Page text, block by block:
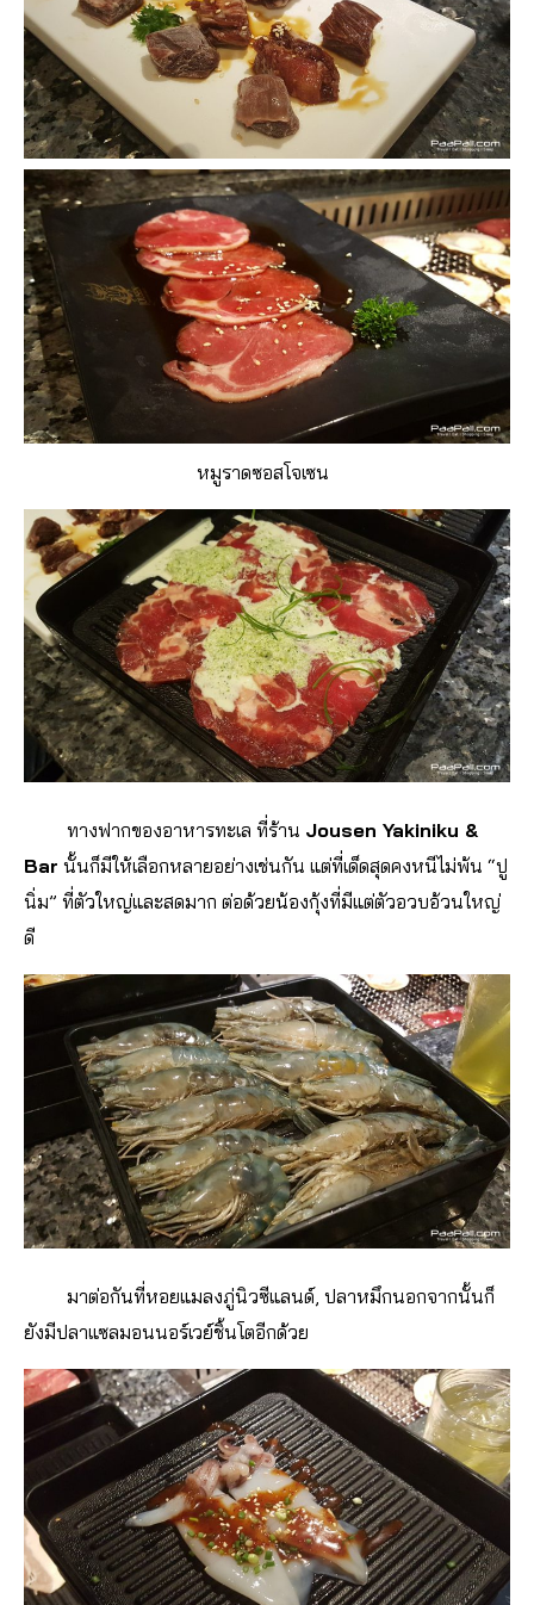
หมูราดซอสโจเซน
ทางฟากของอาหารทะเล ที่ร้าน Jousen Yakiniku &
Bar นั้นก็มีให้เลือกหลายอย่างเช่นกัน แต่ที่เด็ดสุดคงหนีไม่พ้น “ปู
นิ่ม” ที่ตัวใหญ่และสดมาก ต่อด้วยน้องกุ้งที่มีแต่ตัวอวบอ้วนใหญ่
ดี
มาต่อกันที่หอยแมลงภู่นิวซีแลนด์, ปลาหมึกนอกจากนั้นก็
ยังมีปลาแซลมอนนอร์เวย์ชิ้นโตอีกด้วย